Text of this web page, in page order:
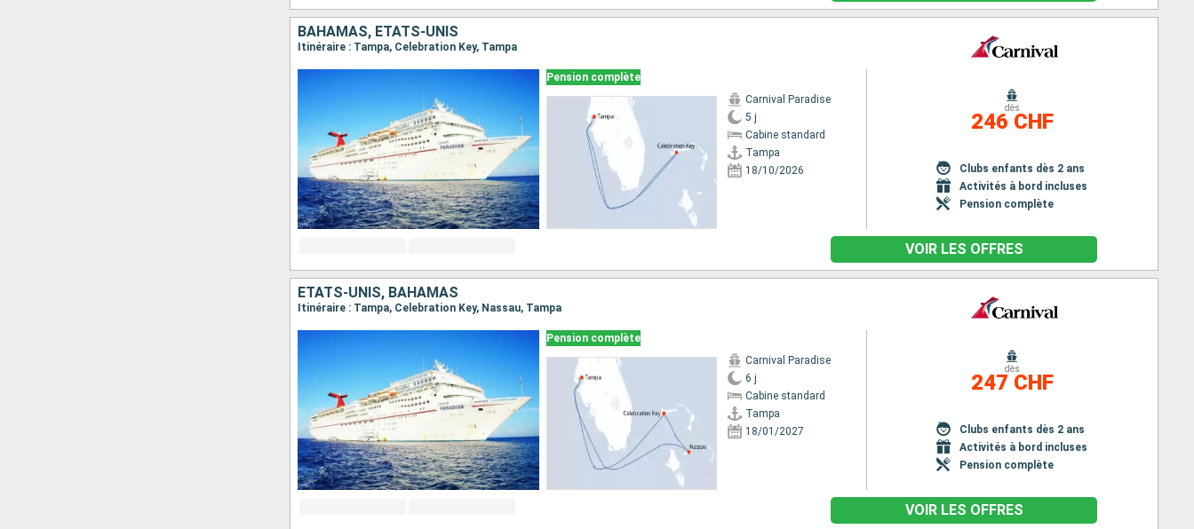
BAHAMAS, ÉTATS-UNIS
Itinéraire : Tampa, Celebration Key, Tampa
Pension complète
Carnival Paradise
5 j
Cabine standard
Tampa
18/10/2026
dès
246 CHF
Clubs enfants dès 2 ans
Activités à bord incluses
Pension complète
VOIR LES OFFRES
ÉTATS-UNIS, BAHAMAS
Itinéraire : Tampa, Celebration Key, Nassau, Tampa
Pension complète
Carnival Paradise
6 j
Cabine standard
Tampa
18/01/2027
dès
247 CHF
Clubs enfants dès 2 ans
Activités à bord incluses
Pension complète
VOIR LES OFFRES